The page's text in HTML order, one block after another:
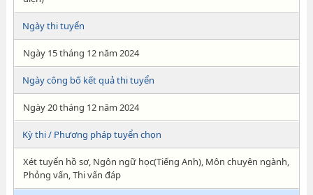
Ngày thi tuyển
Ngày 15 tháng 12 năm 2024
Ngày công bố kết quả thi tuyển
Ngày 20 tháng 12 năm 2024
Kỳ thi / Phương pháp tuyển chọn
Xét tuyển hồ sơ, Ngôn ngữ học(Tiếng Anh), Môn chuyên ngành,
Phỏng vấn, Thi vấn đáp